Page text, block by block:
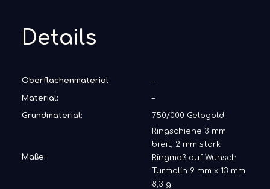
Details
Oberflächenmaterial –
Material: –
Grundmaterial: 750/000 Gelbgold
Maße:
Ringschiene 3 mm
breit, 2 mm stark
Ringmaß auf Wunsch
Turmalin 9 mm x 13 mm
8,3 g